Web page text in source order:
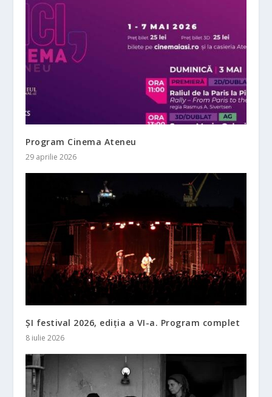
Program Cinema Ateneu
29 aprilie 2026
ȘI festival 2026, ediția a VI-a. Program complet
8 iulie 2026